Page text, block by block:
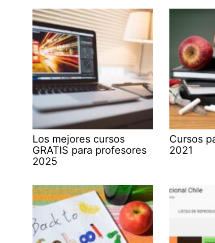
Los mejores cursos
GRATIS para profesores
2025
Cursos
2021